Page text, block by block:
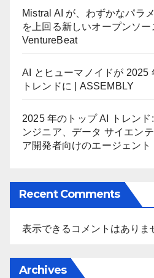
Mistral AI が、わずかなパラ
を上回る新しいオープンソー
VentureBeat
AI とヒューマノイドが 2025
トレンドに | ASSEMBLY
2025 年のトップ AI トレン
ンジニア、データ サイエン
ア開発者向けのエージェント
Recent Comments
表示できるコメントはありま
Archives